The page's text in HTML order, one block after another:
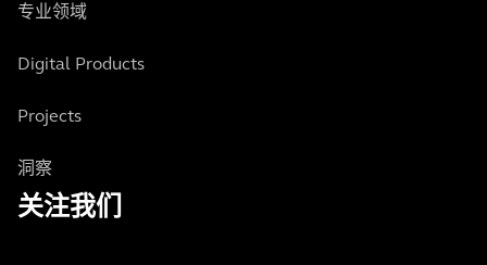
专业领域
Digital Products
Projects
洞察
关注我们